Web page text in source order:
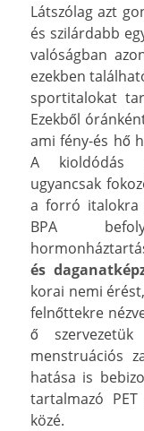
Látszólag azt
és szilárdabb
valóságban
ezekben
sportitalokat
Ezekből
ami fény-és hő
A kioldódás
ugyancsak
a forró italokra
BPA
és
korai nemi
felnőttekre
ő
menstruációs
hatása is
tartalmazó
közé.